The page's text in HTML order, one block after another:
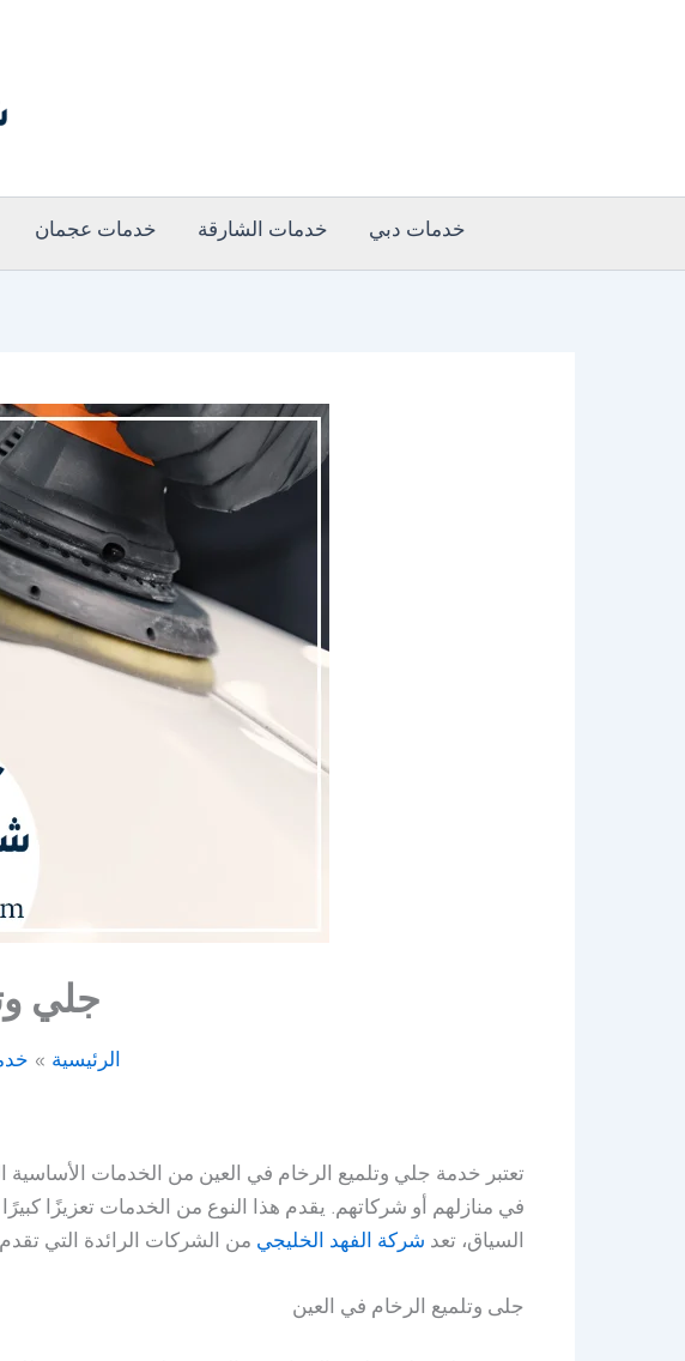
خدمات دبي خدمات الشارقة خدمات عجمان
جلي
الرئيسية
تعتبر خدمة جلي وتلميع الرخام في العين من الخدمات الأساسية
في منازلهم أو شركاتهم. يقدم هذا النوع من الخدمات تعزيزًا
السياق، تعد شركة الفهد الخليجي من الشركات الرائدة التي
جلى وتلميع الرخام في العين